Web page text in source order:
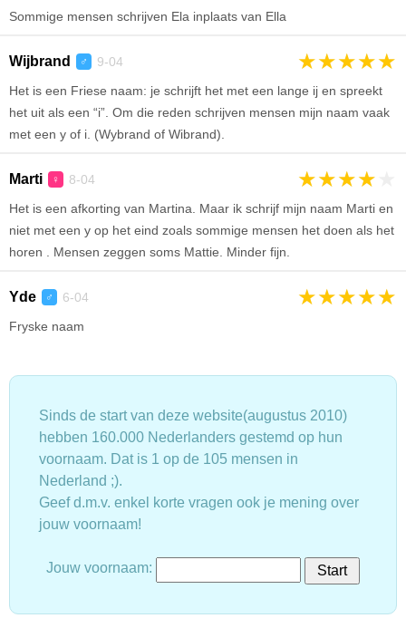
Sommige mensen schrijven Ela inplaats van Ella
Wijbrand ♂ 9-04 ★★★★★
Het is een Friese naam: je schrijft het met een lange ij en spreekt
het uit als een “i”. Om die reden schrijven mensen mijn naam vaak
met een y of i. (Wybrand of Wibrand).
Marti ♀ 8-04 ★★★★
Het is een afkorting van Martina. Maar ik schrijf mijn naam Marti en
niet met een y op het eind zoals sommige mensen het doen als het
horen . Mensen zeggen soms Mattie. Minder fijn.
Yde ♂ 6-04 ★★★★★
Fryske naam
Sinds de start van deze website(augustus 2010)
hebben 160.000 Nederlanders gestemd op hun
voornaam. Dat is 1 op de 105 mensen in
Nederland ;).
Geef d.m.v. enkel korte vragen ook je mening over
jouw voornaam!
Jouw voornaam: